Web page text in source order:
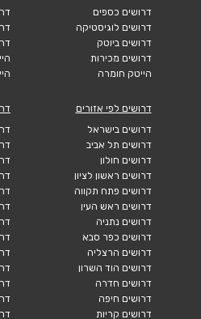
דרושים כספים
דרושים לוגיסטיקה
דרושים ביוטק
דרושים מכירות
הייטק חומרה
דרושים לפי אזורים
דרושים בישראל
דרושים תל אביב
דרושים חולון
דרושים ראשון לציון
דרושים פתח תקווה
דרושים ראש העין
דרושים נתניה
דרושים כפר סבא
דרושים הרצליה
דרושים הוד השרון
דרושים חדרה
דרושים חיפה
דרושים קריות